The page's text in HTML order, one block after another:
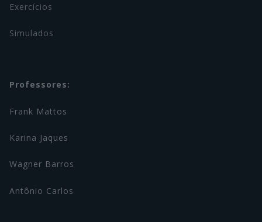
Exercícios
Simulados
Professores:
Frank Mattos
Karina Jaques
Wagner Barros
Antônio Carlos